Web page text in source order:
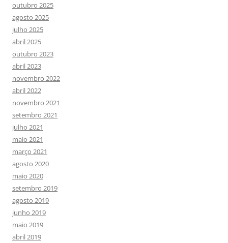
outubro 2025
agosto 2025
julho 2025
abril 2025
outubro 2023
abril 2023
novembro 2022
abril 2022
novembro 2021
setembro 2021
julho 2021
maio 2021
março 2021
agosto 2020
maio 2020
setembro 2019
agosto 2019
junho 2019
maio 2019
abril 2019